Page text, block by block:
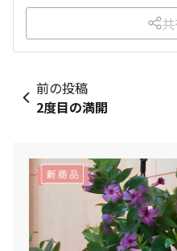
前の投稿
2度目の満開